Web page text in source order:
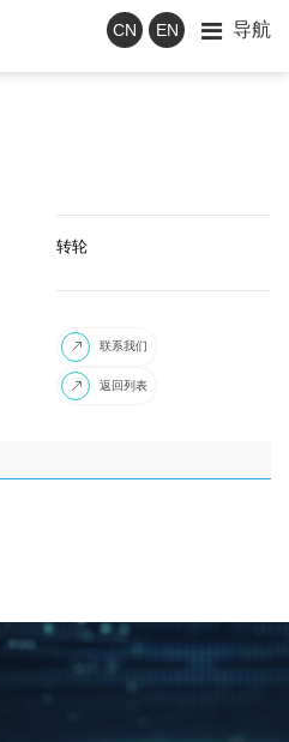
CN EN 导航
转轮
 联系我们
 返回列表